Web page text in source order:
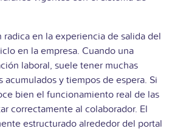
en la experiencia de salida del
en la empresa. Cuando una
laboral, suele tener muchas
acumulados y tiempos de espera. Si
bien el funcionamiento real de las
correctamente al colaborador. El
estructurado alrededor del portal